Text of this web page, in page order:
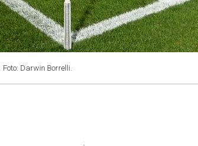
Foto: Darwin Borrelli.